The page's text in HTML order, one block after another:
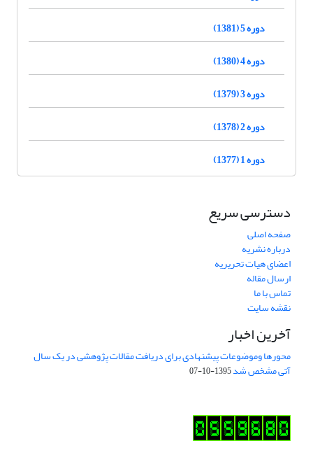
دوره 5 (1381)
دوره 4 (1380)
دوره 3 (1379)
دوره 2 (1378)
دوره 1 (1377)
دسترسی سریع
صفحه اصلی
درباره نشریه
اعضای هیات تحریریه
ارسال مقاله
تماس با ما
نقشه سایت
آخرین اخبار
محورها وموضوعات پیشنهادی برای دریافت مقالات پژوهشی در یک سال
آتی مشخص شد1395-10-07